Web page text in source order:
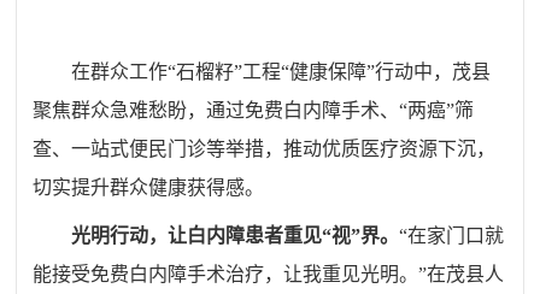
在群众工作“石榴籽”工程“健康保障”行动中，茂县
聚焦群众急难愁盼，通过免费白内障手术、“两癌”筛
查、一站式便民门诊等举措，推动优质医疗资源下沉，
切实提升群众健康获得感。
光明行动，让白内障患者重见“视”界。“在家门口就
能接受免费白内障手术治疗，让我重见光明。”在茂县人